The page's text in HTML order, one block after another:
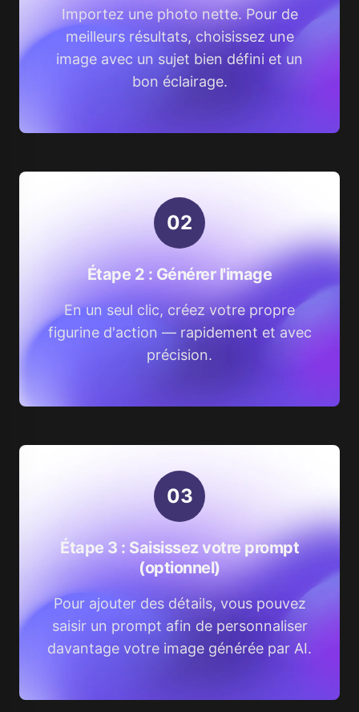
Importez une photo nette. Pour de
meilleurs résultats, choisissez une
image avec un sujet bien défini et un
bon éclairage.
02
Étape 2 : Générer l'image
En un seul clic, créez votre propre
figurine d'action — rapidement et avec
précision.
03
Étape 3 : Saisissez votre prompt
(optionnel)
Pour ajouter des détails, vous pouvez
saisir un prompt afin de personnaliser
davantage votre image générée par AI.